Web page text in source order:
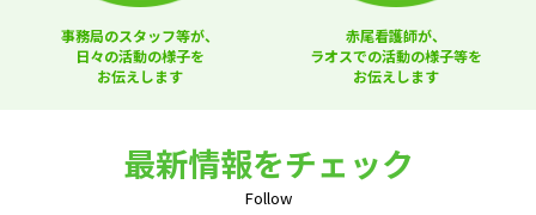
事務局のスタッフ等が、
日々の活動の様子を
お伝えします
赤尾看護師が、
ラオスでの活動の様子等を
お伝えします
最新情報をチェック
Follow